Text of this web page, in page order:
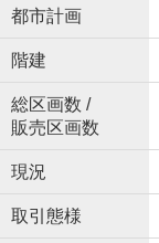
都市計画
階建
総区画数 /
販売区画数
現況
取引態様